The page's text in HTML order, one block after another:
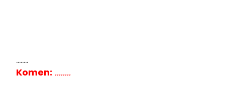
........
Komen: ........